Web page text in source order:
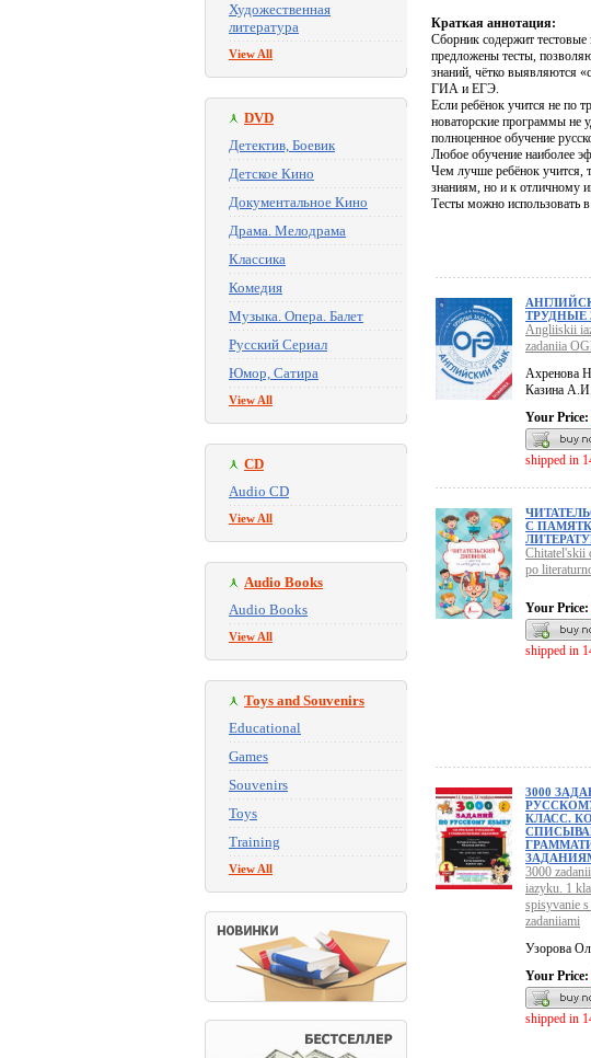
Художественная
литература
View All
DVD
Детектив, Боевик
Детское Кино
Документальное Кино
Драма. Мелодрама
Классика
Комедия
Музыка. Опера. Балет
Русский Сериал
Юмор, Сатира
View All
CD
Audio CD
View All
Audio Books
Audio Books
View All
Toys and Souvenirs
Educational
Games
Souvenirs
Toys
Training
View All
Краткая аннотация:
Cборник содержит
предложены тесты,
знаний, чётко выявляются
ГИА и ЕГЭ.
Если ребёнок учится не по
новаторские программы не
полноценное обучение
Любое обучение наиболее
Чем лучше ребёнок учится,
знаниям, но и к отличному
Тесты можно использовать
ТРУДНЫЕ
Angliiskii
zadaniia
Ахренова
Казина А.И.
Your Price:
shipped in
С
Chitatel'skii
po
Your Price:
shipped in
3000
КЛАСС.
3000
iazyku. 1
spisyvanie
zadaniiami
Узорова
Your Price:
shipped in